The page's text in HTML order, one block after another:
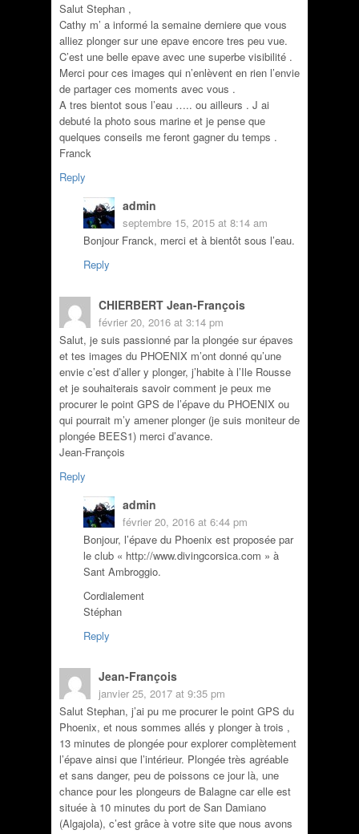
Salut Stephan ,
Cathy m’ a informé la semaine derniere que vous
alliez plonger sur une epave encore tres peu vue.
C’est une belle epave avec une superbe visibilité .
Merci pour ces images qui n’enlèvent en rien l’envie
de partager ces moments avec vous .
A tres bientot sous l’eau ….. ou ailleurs . J ai
debuté la photo sous marine et je pense que
quelques conseils me feront gagner du temps .
Franck
Reply
admin
septembre 15, 2015 at 8:14 am
Bonjour Franck, merci et à bientôt sous l’eau.
Reply
CHIERBERT Jean-François
février 20, 2016 at 3:14 pm
Salut, je suis passionné par la plongée sur épaves
et tes images du PHOENIX m’ont donné qu’une
envie c’est d’aller y plonger, j’habite à l’Ile Rousse
et je souhaiterais savoir comment je peux me
procurer le point GPS de l’épave du PHOENIX ou
qui pourrait m’y amener plonger (je suis moniteur de
plongée BEES1) merci d’avance.
Jean-François
Reply
admin
février 20, 2016 at 6:44 pm
Bonjour, l’épave du Phoenix est proposée par
le club « http://www.divingcorsica.com » à
Sant Ambroggio.
Cordialement
Stéphan
Reply
Jean-François
janvier 25, 2017 at 9:35 pm
Salut Stephan, j’ai pu me procurer le point GPS du
Phoenix, et nous sommes allés y plonger à trois ,
13 minutes de plongée pour explorer complètement
l’épave ainsi que l’intérieur. Plongée très agréable
et sans danger, peu de poissons ce jour là, une
chance pour les plongeurs de Balagne car elle est
située à 10 minutes du port de San Damiano
(Algajola), c’est grâce à votre site que nous avons